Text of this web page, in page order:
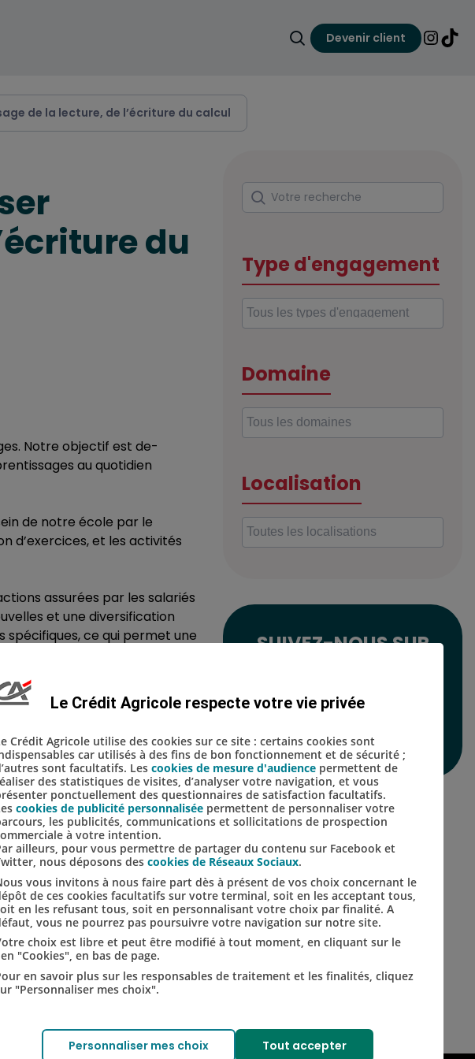
S’INVESTIR
ECONOMISER
Faire une recherche
Devenir client
de la lecture, de l’écriture du calcul
du
Notre objectif est de-
au quotidien
de notre école par le
d’exercices, et les activités
assurées par les salariés
et une diversification
spécifiques, ce qui permet une
des activités
des initiatives créatives. Leur
nouvelles pratiques.
Rechercher
Votre recherche
Type d'engagement
Domaine
Localisation
SUIVEZ-NOUS SUR
SOCIAUX
Lien vers le compte
Lien vers le compte
Le Crédit Agricole respecte votre vie privée
Crédit Agricole utilise des cookies sur ce site : certains cookies sont
car utilisés à des fins de bon fonctionnement et de sécurité ;
sont facultatifs. Les cookies de mesure d'audience permettent de
des statistiques de visites, d’analyser votre navigation, et vous
ponctuellement des questionnaires de satisfaction facultatifs.
cookies de publicité personnalisée permettent de personnaliser votre
les publicités, communications et sollicitations de prospection
à votre intention.
ailleurs, pour vous permettre de partager du contenu sur Facebook et
nous déposons des cookies de Réseaux Sociaux.
vous invitons à nous faire part dès à présent de vos choix concernant le
de ces cookies facultatifs sur votre terminal, soit en les acceptant tous,
en les refusant tous, soit en personnalisant votre choix par finalité. A
vous ne pourrez pas poursuivre votre navigation sur notre site.
choix est libre et peut être modifié à tout moment, en cliquant sur le
"Cookies", en bas de page.
en savoir plus sur les responsables de traitement et les finalités, cliquez
"Personnaliser mes choix".
Personnaliser mes choix Tout accepter